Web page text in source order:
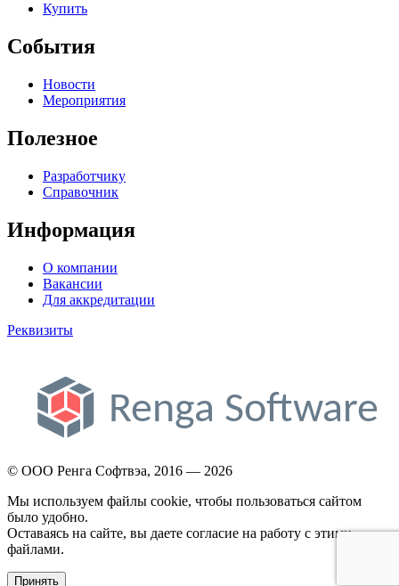
Купить
События
Новости
Мероприятия
Полезное
Разработчику
Справочник
Информация
О компании
Вакансии
Для аккредитации
Реквизиты
© ООО Ренга Софтвэа, 2016 — 2026
Мы используем файлы cookie, чтобы пользоваться сайтом
было удобно.
Оставаясь на сайте, вы даете согласие на работу с этими
файлами.
Принять